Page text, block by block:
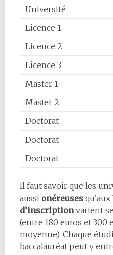
Université
Licence 1
Licence 2
Licence 3
Master 1
Master 2
Doctorat
Doctorat
Doctorat
Il faut savoir que les
aussi onéreuses
d’inscriptionvarient
(entre 180 euros et 300
moyenne). Chaque
baccalauréat peut y